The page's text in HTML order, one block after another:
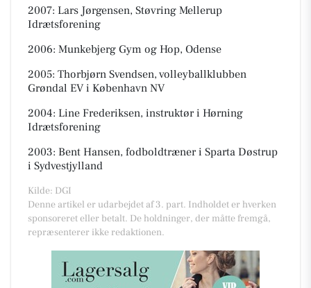
2007: Lars Jørgensen, Støvring Mellerup
Idrætsforening
2006: Munkebjerg Gym og Hop, Odense
2005: Thorbjørn Svendsen, volleyballklubben
Grøndal EV i København NV
2004: Line Frederiksen, instruktør i Hørning
Idrætsforening
2003: Bent Hansen, fodboldtræner i Sparta Døstrup
i Sydvestjylland
Kilde: DGI
Denne artikel er udarbejdet af 3. part. Indholdet er hverken
sponsoreret eller betalt. De holdninger, der måtte fremgå,
repræsenterer ikke redaktionen.